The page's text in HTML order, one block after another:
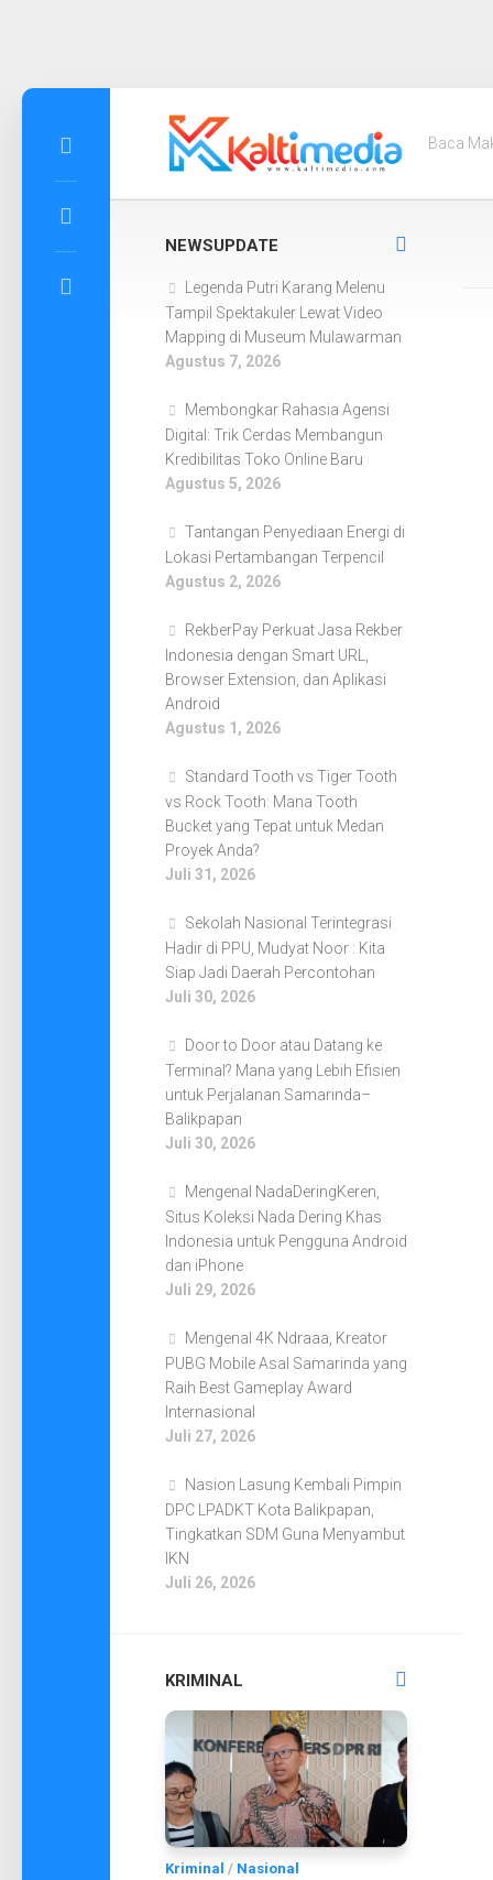
Skip
Baca
NEWSUPDATE
Legenda Putri Karang Melenu
Tampil Spektakuler Lewat Video
Mapping di Museum Mulawarman
Agustus 7, 2026
Membongkar Rahasia Agensi
Digital: Trik Cerdas Membangun
Kredibilitas Toko Online Baru
Agustus 5, 2026
Tantangan Penyediaan Energi di
Lokasi Pertambangan Terpencil
Agustus 2, 2026
RekberPay Perkuat Jasa Rekber
Indonesia dengan Smart URL,
Browser Extension, dan Aplikasi
Android
Agustus 1, 2026
Standard Tooth vs Tiger Tooth
vs Rock Tooth: Mana Tooth
Bucket yang Tepat untuk Medan
Proyek Anda?
Juli 31, 2026
Sekolah Nasional Terintegrasi
Hadir di PPU, Mudyat Noor : Kita
Siap Jadi Daerah Percontohan
Juli 30, 2026
Door to Door atau Datang ke
Terminal? Mana yang Lebih Efisien
untuk Perjalanan Samarinda–
Balikpapan
Juli 30, 2026
Mengenal NadaDeringKeren,
Situs Koleksi Nada Dering Khas
Indonesia untuk Pengguna Android
dan iPhone
Juli 29, 2026
Mengenal 4K Ndraaa, Kreator
PUBG Mobile Asal Samarinda yang
Raih Best Gameplay Award
Internasional
Juli 27, 2026
Nasion Lasung Kembali Pimpin
DPC LPADKT Kota Balikpapan,
Tingkatkan SDM Guna Menyambut
IKN
Juli 26, 2026
KRIMINAL
Kriminal / Nasional